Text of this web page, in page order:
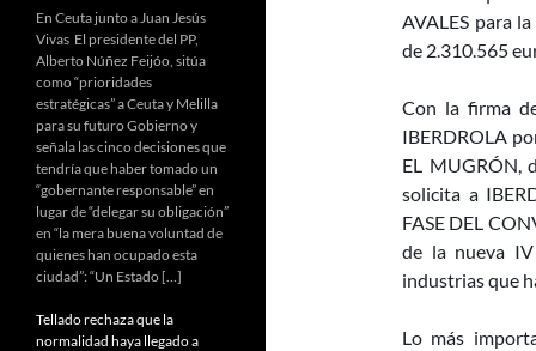
AVALES para
de 2.310.565
Con la firma
IBERDROLA
EL MUGRÓN,
solicita a
FASE DEL
de la nueva
industrias que
Lo más
En Ceuta junto a Juan Jesús
Vivas El presidente del PP,
Alberto Núñez Feijóo, sitúa
como “prioridades
estratégicas” a Ceuta y Melilla
para su futuro Gobierno y
señala las cinco decisiones que
tendría que haber tomado un
“gobernante responsable” en
lugar de “delegar su obligación”
en “la mera buena voluntad de
quienes han ocupado esta
ciudad”: “Un Estado […]
Tellado rechaza que la
normalidad haya llegado a